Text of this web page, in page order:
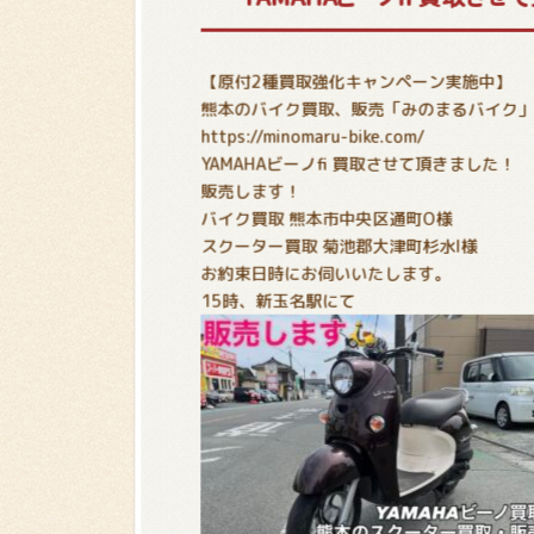
【原付2種買取強化キャンペーン実施中】
熊本のバイク買取、販売「みのまるバイク」
https://minomaru-bike.com/
YAMAHAビーノfi 買取させて頂きました！
販売します！
バイク買取 熊本市中央区通町O様
スクーター買取 菊池郡大津町杉水I様
お約束日時にお伺いいたします。
15時、新玉名駅にて